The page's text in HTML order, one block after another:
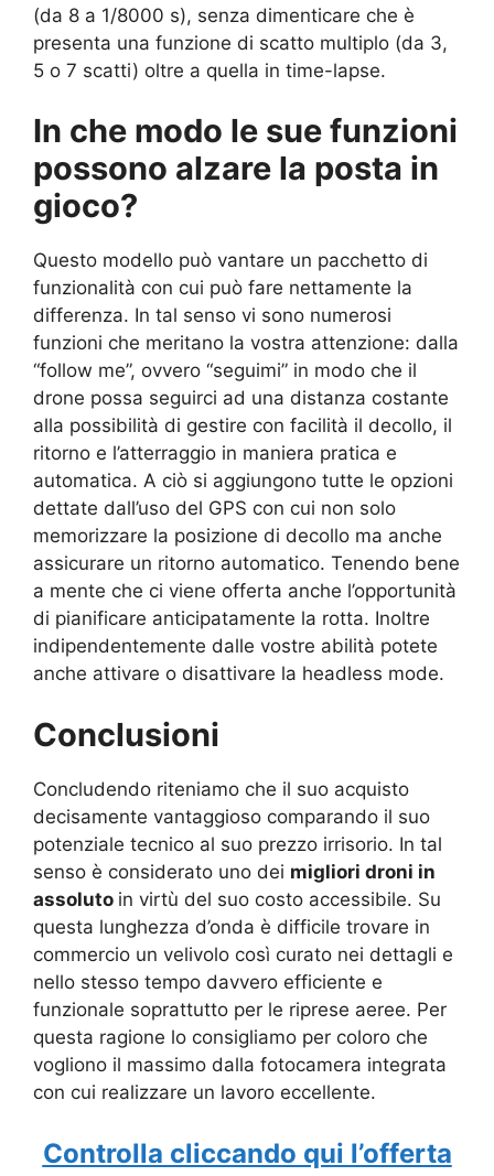
(da 8 a 1/8000 s), senza dimenticare che è
presenta una funzione di scatto multiplo (da 3,
5 o 7 scatti) oltre a quella in time-lapse.
In che modo le sue funzioni
possono alzare la posta in
gioco?
Questo modello può vantare un pacchetto di
funzionalità con cui può fare nettamente la
differenza. In tal senso vi sono numerosi
funzioni che meritano la vostra attenzione: dalla
“follow me”, ovvero “seguimi” in modo che il
drone possa seguirci ad una distanza costante
alla possibilità di gestire con facilità il decollo, il
ritorno e l’atterraggio in maniera pratica e
automatica. A ciò si aggiungono tutte le opzioni
dettate dall’uso del GPS con cui non solo
memorizzare la posizione di decollo ma anche
assicurare un ritorno automatico. Tenendo bene
a mente che ci viene offerta anche l’opportunità
di pianificare anticipatamente la rotta. Inoltre
indipendentemente dalle vostre abilità potete
anche attivare o disattivare la headless mode.
Conclusioni
Concludendo riteniamo che il suo acquisto
decisamente vantaggioso comparando il suo
potenziale tecnico al suo prezzo irrisorio. In tal
senso è considerato uno dei migliori droni in
assoluto in virtù del suo costo accessibile. Su
questa lunghezza d’onda è difficile trovare in
commercio un velivolo così curato nei dettagli e
nello stesso tempo davvero efficiente e
funzionale soprattutto per le riprese aeree. Per
questa ragione lo consigliamo per coloro che
vogliono il massimo dalla fotocamera integrata
con cui realizzare un lavoro eccellente.
Controlla cliccando qui l’offerta